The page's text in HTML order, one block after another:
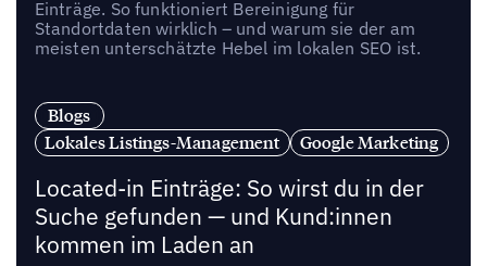
Einträge. So funktioniert Bereinigung für
Standortdaten wirklich – und warum sie der am
meisten unterschätzte Hebel im lokalen SEO ist.
Blogs
Lokales Listings-Management
Google Marketing
Located-in Einträge: So wirst du in der
Suche gefunden — und Kund:innen
kommen im Laden an